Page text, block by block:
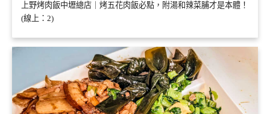
上野烤肉飯中壢總店｜烤五花肉飯必點，附湯和辣菜脯才是本體！
(線上：2)